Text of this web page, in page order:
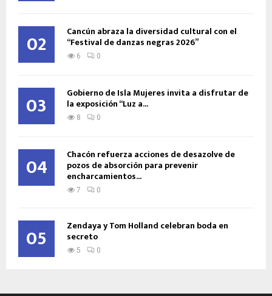
02 Cancún abraza la diversidad cultural con el
“Festival de danzas negras 2026”
6 0
03 Gobierno de Isla Mujeres invita a disfrutar de
la exposición “Luz a...
8 0
04 Chacón refuerza acciones de desazolve de
pozos de absorción para prevenir
encharcamientos...
7 0
05 Zendaya y Tom Holland celebran boda en
secreto
5 0